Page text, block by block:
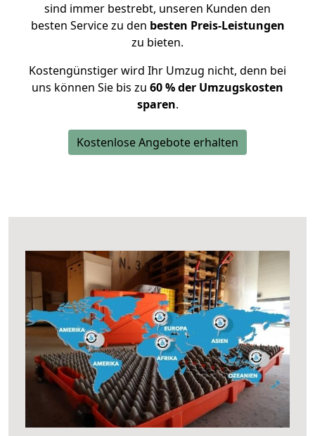
sind immer bestrebt, unseren Kunden den
besten Service zu den besten Preis-Leistungen
zu bieten.
Kostengünstiger wird Ihr Umzug nicht, denn bei
uns können Sie bis zu 60 % der Umzugskosten
sparen.
Kostenlose Angebote erhalten